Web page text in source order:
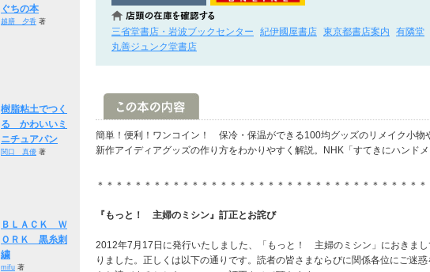
三省堂書店・岩波ブックセンター 紀伊國屋書店 東京都書店案内 有隣堂
丸善ジュンク堂書店
簡単！便利！ワンコイン！ 保冷・保温ができる100均グッズのリメイク小物
新作アイディアグッズの作り方をわかりやすく解説。NHK「すてきにハンドメ
＊＊＊＊＊＊＊＊＊＊＊＊＊＊＊＊＊＊＊＊＊＊＊＊＊＊＊＊＊＊＊＊＊＊＊
『もっと！ 主婦のミシン』訂正とお詫び
2012年7月17日に発行いたしました、「もっと！ 主婦のミシン」におきまし
りました。正しくは以下の通りです。読者の皆さまならびに関係各位にご迷惑
ぐちの本
越膳 夕香 著
樹脂粘土でつく
る かわいいミ
ニチュアパン
関口 真優 著
ＢＬＡＣＫ Ｗ
ＯＲＫ 黒糸刺
繍
mifu 著